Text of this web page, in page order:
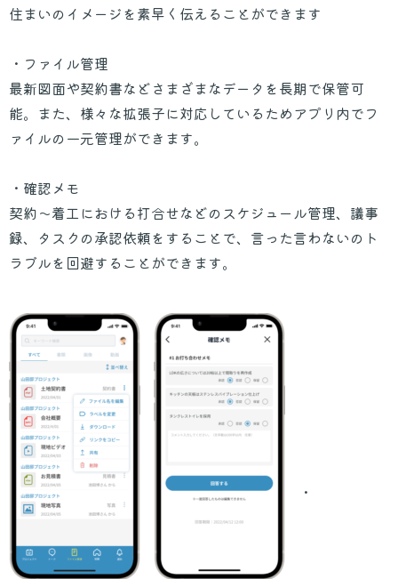
住まいのイメージを素早く伝えることができます
・ファイル管理
最新図面や契約書などさまざまなデータを長期で保管可
能。また、様々な拡張子に対応しているためアプリ内でフ
ァイルの一元管理ができます。
・確認メモ
契約～着工における打合せなどのスケジュール管理、議事
録、タスクの承認依頼をすることで、言った言わないのト
ラブルを回避することができます。
・